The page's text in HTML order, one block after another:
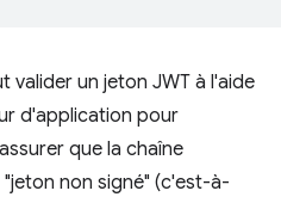
valider un jeton JWT à l'aide
d'application pour
que la chaîne
non signé" (c'est-à-